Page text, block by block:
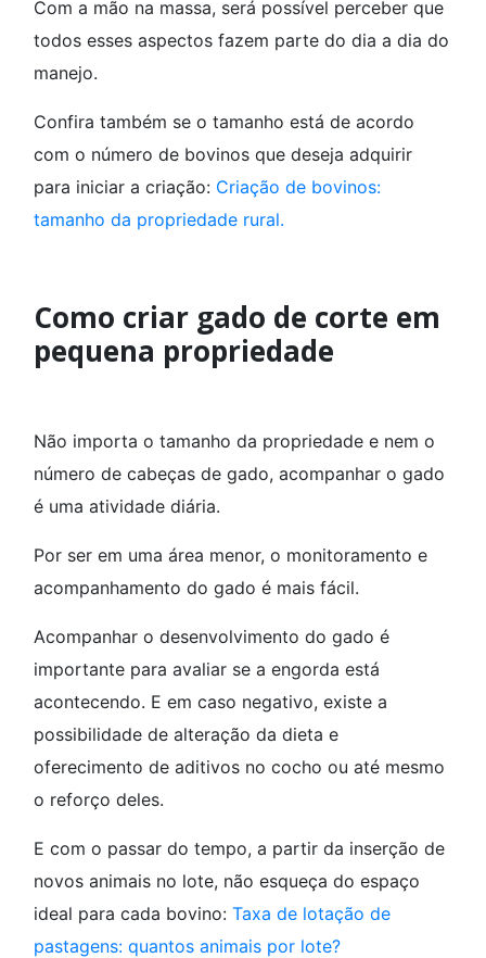
Com a mão na massa, será possível perceber que
todos esses aspectos fazem parte do dia a dia do
manejo.
Confira também se o tamanho está de acordo
com o número de bovinos que deseja adquirir
para iniciar a criação: Criação de bovinos:
tamanho da propriedade rural.
Como criar gado de corte em
pequena propriedade
Não importa o tamanho da propriedade e nem o
número de cabeças de gado, acompanhar o gado
é uma atividade diária.
Por ser em uma área menor, o monitoramento e
acompanhamento do gado é mais fácil.
Acompanhar o desenvolvimento do gado é
importante para avaliar se a engorda está
acontecendo. E em caso negativo, existe a
possibilidade de alteração da dieta e
oferecimento de aditivos no cocho ou até mesmo
o reforço deles.
E com o passar do tempo, a partir da inserção de
novos animais no lote, não esqueça do espaço
ideal para cada bovino: Taxa de lotação de
pastagens: quantos animais por lote?